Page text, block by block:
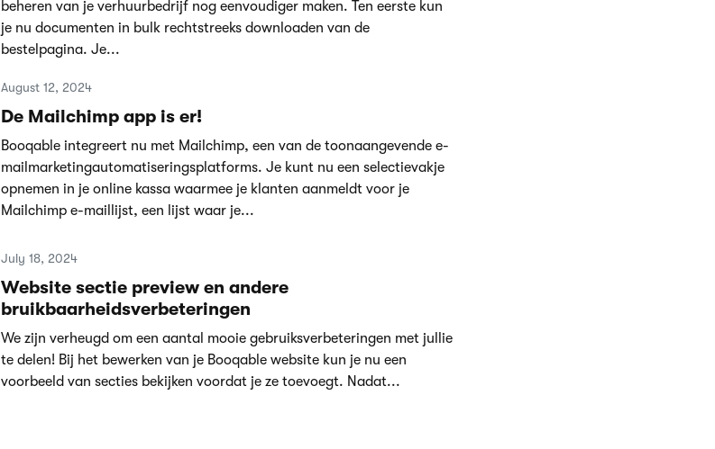
beheren van je verhuurbedrijf nog eenvoudiger maken. Ten eerste kun
je nu documenten in bulk rechtstreeks downloaden van de
bestelpagina. Je...
August 12, 2024
De Mailchimp app is er!
Booqable integreert nu met Mailchimp, een van de toonaangevende e-
mailmarketingautomatiseringsplatforms. Je kunt nu een selectievakje
opnemen in je online kassa waarmee je klanten aanmeldt voor je
Mailchimp e-maillijst, een lijst waar je...
July 18, 2024
Website sectie preview en andere
bruikbaarheidsverbeteringen
We zijn verheugd om een aantal mooie gebruiksverbeteringen met jullie
te delen! Bij het bewerken van je Booqable website kun je nu een
voorbeeld van secties bekijken voordat je ze toevoegt. Nadat...